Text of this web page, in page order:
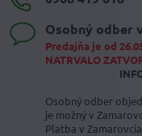
Osobný odber
Predajňa je od
NATRVALO
Osobný odber
je možný v
Platba v